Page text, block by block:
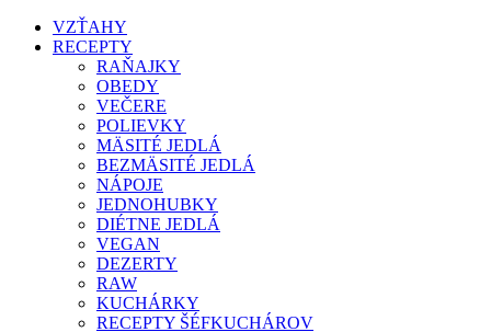
VZŤAHY
RECEPTY
RAŇAJKY
OBEDY
VEČERE
POLIEVKY
MÄSITÉ JEDLÁ
BEZMÄSITÉ JEDLÁ
NÁPOJE
JEDNOHUBKY
DIÉTNE JEDLÁ
VEGAN
DEZERTY
RAW
KUCHÁRKY
RECEPTY ŠÉFKUCHÁROV